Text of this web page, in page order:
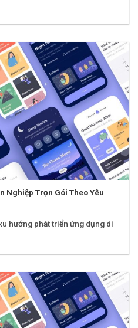
Nghiệp Trọn Gói Theo Yêu
hướng phát triển ứng dụng di